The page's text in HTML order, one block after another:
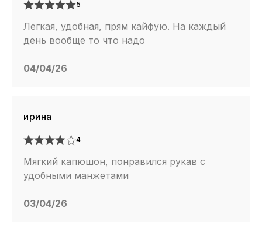
5
Легкая, удобная, прям кайфую. На каждый
день вообще то что надо
04/04/26
ирина
4
Мягкий капюшон, понравился рукав с
удобными манжетами
03/04/26